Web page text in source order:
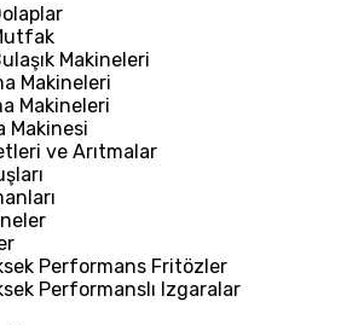
Makineleri
Makineleri
Makineleri
Makinesi
ve Arıtmalar
Performans Fritözler
Performanslı Izgaralar